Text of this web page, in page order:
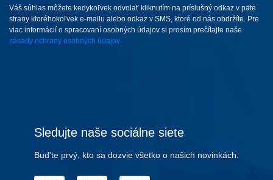
Váš súhlas môžete kedykoľvek odvolať kliknutím na príslušný odkaz v päte
strany ktoréhokoľvek e-mailu alebo odkaz v SMS, ktoré od nás obdržíte. Pre
viac informácií o spracovaní osobných údajov si prosím prečítajte naše
zásady ochrany osobných údajov
Sledujte naše sociálne siete
Bud'te prvý, kto sa dozvie všetko o našich novinkách.